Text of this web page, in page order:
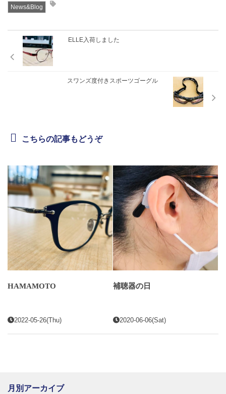
News&Blog
ELLE入荷しました
スワンズ度付きスポーツゴーグル
こちらの記事もどうぞ
HAMAMOTO
2022-05-26(Thu)
補聴器の日
2020-06-06(Sat)
月別アーカイブ